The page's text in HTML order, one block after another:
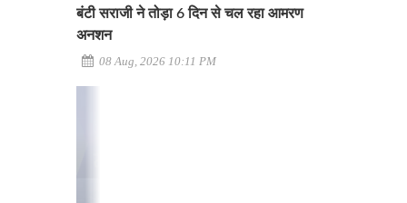
बंटी सराजी ने तोड़ा 6 दिन से चल रहा आमरण
अनशन
08 Aug, 2026 10:11 PM